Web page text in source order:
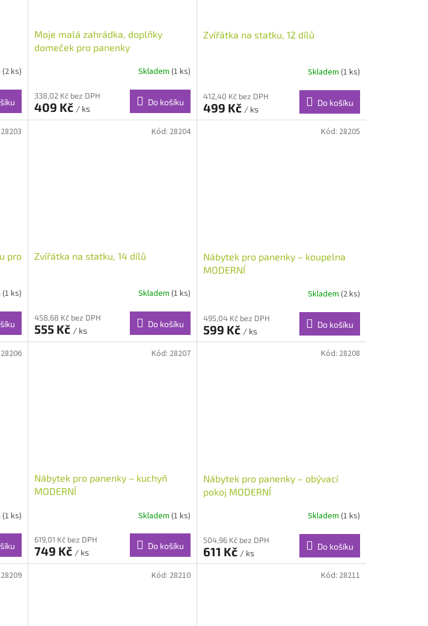
(2 ks)
Moje malá zahrádka, doplňky
domeček pro panenky
Skladem (1 ks)
338,02 Kč bez DPH
409 Kč / ks
Do košíku
Zvířátka na statku, 12 dílů
Skladem (1 ks)
412,40 Kč bez DPH
499 Kč / ks
Do košíku
pro
(1 ks)
28203
Zvířátka na statku, 14 dílů
Skladem (1 ks)
458,68 Kč bez DPH
555 Kč / ks
Do košíku
Kód: 28204
Nábytek pro panenky – koupelna
MODERNÍ
Skladem (2 ks)
495,04 Kč bez DPH
599 Kč / ks
Do košíku
Kód: 28205
(1 ks)
28206
Nábytek pro panenky – kuchyň
MODERNÍ
Skladem (1 ks)
619,01 Kč bez DPH
749 Kč / ks
Do košíku
Kód: 28207
Nábytek pro panenky – obývací
pokoj MODERNÍ
Skladem (1 ks)
504,96 Kč bez DPH
611 Kč / ks
Do košíku
Kód: 28208
28209 Kód: 28210 Kód: 28211